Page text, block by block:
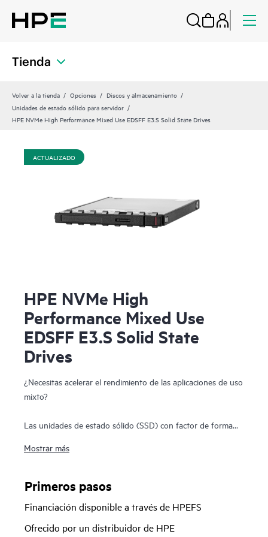
Tienda
Volver a la tienda Opciones
Discos y almacenamiento
Unidades de estado sólido para servidor
HPE NVMe High Performance Mixed Use EDSFF E3.S Solid State Drives
ACTUALIZADO
HPE NVMe High
Performance Mixed Use
EDSFF E3.S Solid State
Drives
¿Necesitas acelerar el rendimiento de las aplicaciones de uso
mixto?
Las unidades de estado sólido (SSD) con factor de forma
NVMe de alto rendimiento y uso mixto E3.S son las más
requieren un rendimiento equilibrado entre lecturas y
escrituras a fin de ofrecer un gran rendimiento y resistencia
en aplicaciones de datos intensivos. Los SSD NVMe de alto
rendimiento y uso mixto se comunican directamente con las
Mostrar más
Primeros pasos
Financiación disponible a través de HPEFS
Ofrecido por un distribuidor de HPE